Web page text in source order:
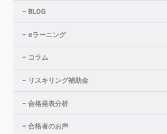
BLOG
eラーニング
コラム
リスキリング補助金
合格発表分析
合格者のお声